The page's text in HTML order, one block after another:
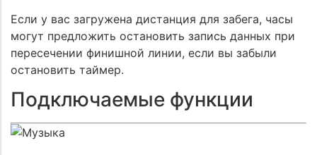
Если у вас загружена дистанция для забега, часы
могут предложить остановить запись данных при
пересечении финишной линии, если вы забыли
остановить таймер.
Подключаемые функции